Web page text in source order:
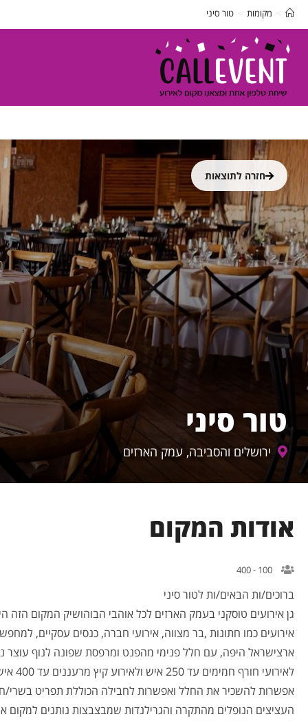
> מקומות > טור סיני
חזרה לתוצאות
טור סיני
ירושלים והסביבה, עמק הארזים
אודות המקום
100 - 400
ברוכים/ות הבאים/ות לטור סיני
גן אירועים טוסקני בעמק הארזים לכל אוהבי הבוהושיק המקום הזה
אירועים כמו חתונות ,בר מצווה, אירועי חברה, כנסים עסקיים,
ארצישראל היפה, עם חלל פנימי מהפנט ומרפסת שפונה לנוף
לאירועי חורף חמימים עד 250 איש ולאירוע קיץ מרעננים עד 400 איש
אפשרות להשכיר את החלל ואפשרות לחבילה הכוללת תפריט בשרי/
העציצים הנופלים מהתקרה והגרילנדות שמבצבצות נותנים למקום